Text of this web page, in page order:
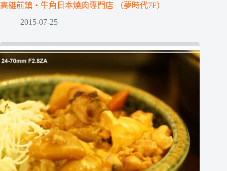
高雄前鎮‧牛角日本燒肉專門店 （夢時代7F）
2015-07-25